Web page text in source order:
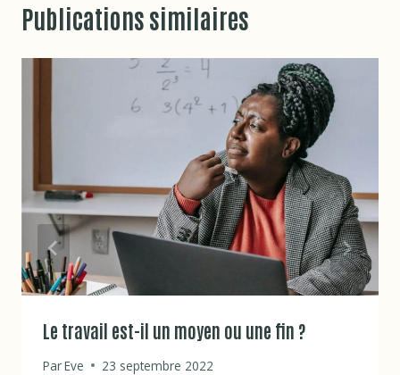
Publications similaires
Le travail est-il un moyen ou une fin ?
ParEve 23 septembre 2022